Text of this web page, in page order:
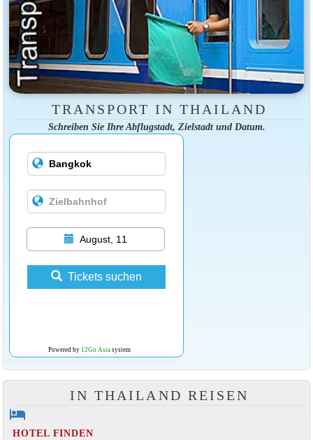
TRANSPORT IN THAILAND
Schreiben Sie Ihre Abflugstadt, Zielstadt und Datum.
August, 11
Tickets suchen
Powered by 12Go Asiasystem
IN THAILAND REISEN
hotel
HOTEL FINDEN